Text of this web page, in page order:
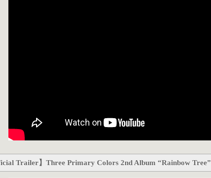
Trailer】Three Primary Colors 2nd Album “Rainbow Tree”